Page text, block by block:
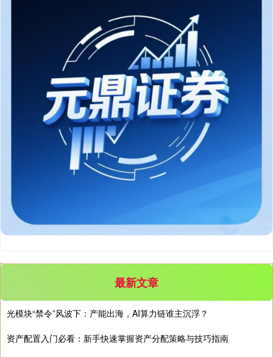
沪深300 +38.19 +0.82%
1134.23
创业板指 3558.15 +42.59 +1.21%
最新文章
光模块“禁令”风波下：产能出海，AI算力链谁主沉浮？
资产配置入门必看：新手快速掌握资产分配策略与技巧指南